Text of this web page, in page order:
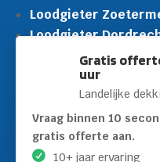
Gratis
uur
Landelijke
Vraag binnen 10
gratis offerte aan.
10+ jaar ervaring
Loodgieter
Loodgieter
Loodgieter Rijswijk
Loodgieter Schiedam
Loodgieter
Loodgieter